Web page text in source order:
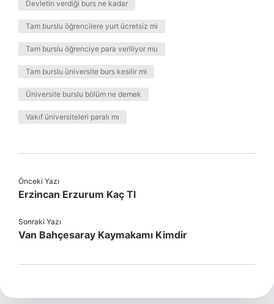
Devletin verdiği burs ne kadar
Tam burslu öğrencilere yurt ücretsiz mi
Tam burslu öğrenciye para veriliyor mu
Tam burslu üniversite burs kesilir mi
Üniversite burslu bölüm ne demek
Vakıf üniversiteleri paralı mı
Önceki Yazı
Erzincan Erzurum Kaç Tl
Sonraki Yazı
Van Bahçesaray Kaymakamı Kimdir